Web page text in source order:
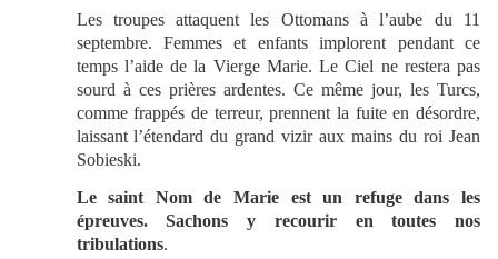
Les troupes attaquent les Ottomans à l’aube du 11
septembre. Femmes et enfants implorent pendant ce
temps l’aide de la Vierge Marie. Le Ciel ne restera pas
sourd à ces prières ardentes. Ce même jour, les Turcs,
comme frappés de terreur, prennent la fuite en désordre,
laissant l’étendarddu grand vizir aux mains du roi Jean
Sobieski.
Le saint Nom de Marie est un refuge dans les
épreuves. Sachons y recourir en toutes nos
tribulations.